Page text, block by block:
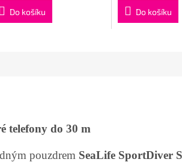
Do košíku Do košíku
telefony do 30 m
pouzdrem SeaLife SportDiver S